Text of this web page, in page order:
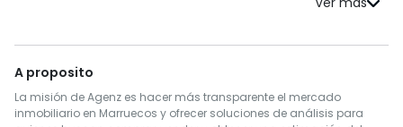
Bienes inmuebles en venta en Taroudannt
Bienes inmuebles en venta en Inezgane- Ait Melloul
Bienes inmuebles en alquiler en Fès
Bienes inmuebles en alquiler en Benslimane
Bienes inmuebles en alquiler en Al Haouz
A proposito
La misión de Agenz es hacer más transparente el mercado
inmobiliario en Marruecos y ofrecer soluciones de análisis para